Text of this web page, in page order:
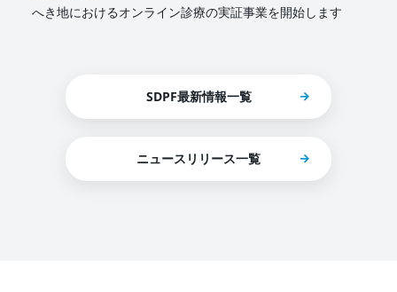
へき地におけるオンライン診療の実証事業を開始します
SDPF最新情報一覧
ニュースリリース一覧